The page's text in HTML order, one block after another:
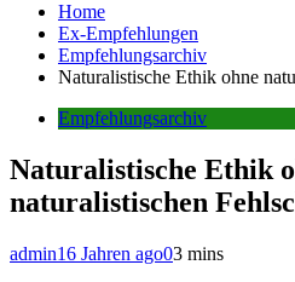
Home
Ex-Empfehlungen
Empfehlungsarchiv
Naturalistische Ethik ohne
Empfehlungsarchiv
Naturalistische Ethik
naturalistischen
admin16 Jahren ago03 mins